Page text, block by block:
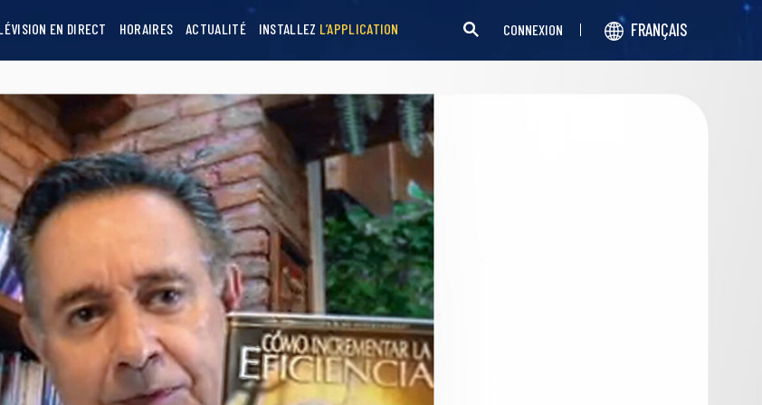
EN DIRECT HORAIRES ACTUALITÉ INSTALLEZ L’APPLICATION CONNEXION FRANÇAIS